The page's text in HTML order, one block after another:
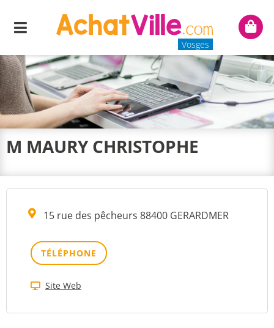
Menu
Vosges
Mon
M MAURY CHRISTOPHE
15 rue des pêcheurs 88400 GERARDMER
TÉLÉPHONE
Site Web